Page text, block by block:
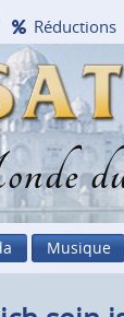
Réductions
Musique